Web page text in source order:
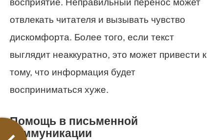
отвлекать читателя и вызывать чувство
дискомфорта. Более того, если текст
выглядит неаккуратно, это может привести к
тому, что информация будет
восприниматься хуже.
Помощь в письменной
коммуникации